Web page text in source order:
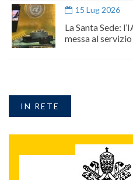
15 Lug 2026
La Santa Sede:
messa al
IN RETE